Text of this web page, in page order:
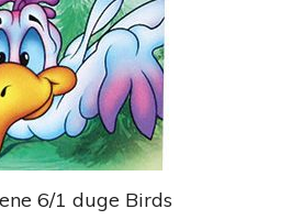
6/1 duge Birds